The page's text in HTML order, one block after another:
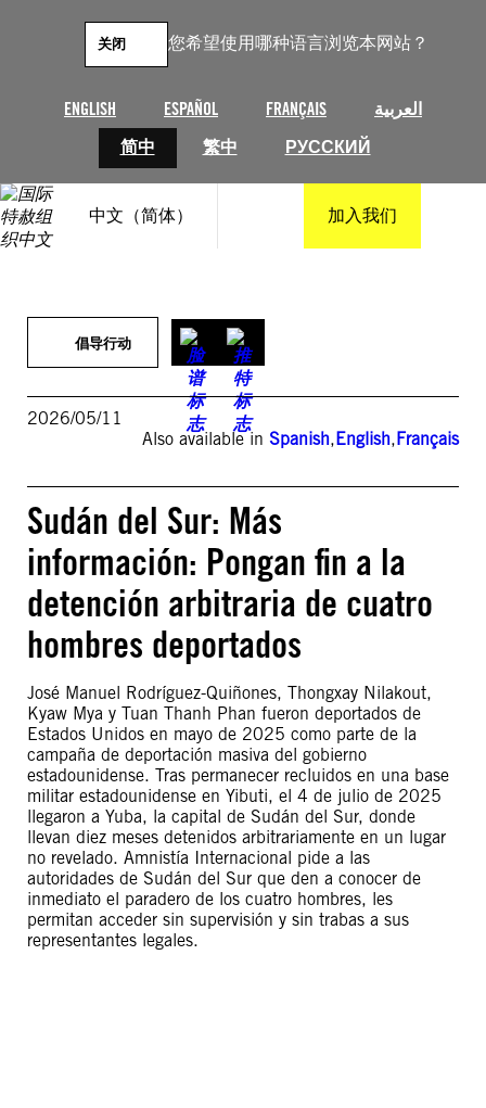
您希望使用哪种语言浏览本网站？
ENGLISH ESPAÑOL FRANÇAIS
العربية
简中
繁中 РУССКИЙ
关闭
中文（简体） 加入我们
倡导行动
2026/05/11
Also available in Spanish,English,Français
Sudán del Sur: Más
información: Pongan fin a la
detención arbitraria de cuatro
hombres deportados
José Manuel Rodríguez-Quiñones, Thongxay Nilakout,
Kyaw Mya y Tuan Thanh Phan fueron deportados de
Estados Unidos en mayo de 2025 como parte de la
campaña de deportación masiva del gobierno
estadounidense. Tras permanecer recluidos en una base
militar estadounidense en Yibuti, el 4 de julio de 2025
llegaron a Yuba, la capital de Sudán del Sur, donde
llevan diez meses detenidos arbitrariamente en un lugar
no revelado. Amnistía Internacional pide a las
autoridades de Sudán del Sur que den a conocer de
inmediato el paradero de los cuatro hombres, les
permitan acceder sin supervisión y sin trabas a sus
representantes legales.